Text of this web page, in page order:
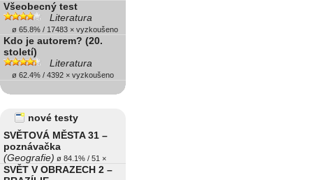
Všeobecný test
Literatura
ø 65.8% / 17483 × vyzkoušeno
Kdo je autorem? (20.
století)
Literatura
ø 62.4% / 4392 × vyzkoušeno
nové testy
SVĚTOVÁ MĚSTA 31 –
poznávačka
(Geografie) ø 84.1% / 51 ×
SVĚT V OBRAZECH 2 –